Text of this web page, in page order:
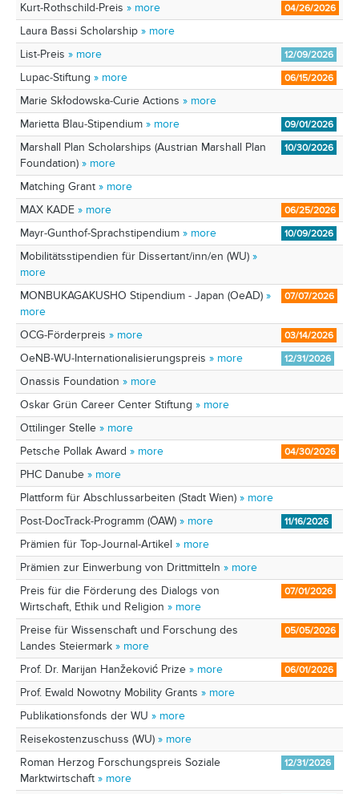
Kurt-Rothschild-Preis » more 04/26/2026
Laura Bassi Scholarship » more
List-Preis » more 12/09/2026
Lupac-Stiftung » more 06/15/2026
Marie Skłodowska-Curie Actions » more
Marietta Blau-Stipendium » more 09/01/2026
Marshall Plan Scholarships (Austrian Marshall Plan
Foundation) » more
10/30/2026
Matching Grant » more
MAX KADE » more 06/25/2026
Mayr-Gunthof-Sprachstipendium » more 10/09/2026
Mobi­li­täts­sti­pen­dien für Disser­tant/inn/en (WU) »
more
MONBUKAGAKUSHO Stipendium - Japan (OeAD) »
more
07/07/2026
OCG-Förderpreis » more 03/14/2026
OeNB-WU-Internationalisierungspreis » more 12/31/2026
Onassis Foundation » more
Oskar Grün Career Center Stiftung » more
Ottilinger Stelle » more
Petsche Pollak Award » more 04/30/2026
PHC Danube » more
Plattform für Abschlussarbeiten (Stadt Wien) » more
Post-DocTrack-Programm (ÖAW) » more 11/16/2026
Prämien für Top-Journal-Artikel » more
Prämien zur Einwerbung von Drittmitteln » more
Preis für die Förderung des Dialogs von
Wirtschaft, Ethik und Religion » more
07/01/2026
Preise für Wissenschaft und Forschung des
Landes Steiermark » more
05/05/2026
Prof. Dr. Marijan Hanžeković Prize » more 06/01/2026
Prof. Ewald Nowotny Mobility Grants » more
Publikationsfonds der WU » more
Reisekostenzuschuss (WU) » more
Roman Herzog Forschungspreis Soziale
Marktwirtschaft » more
12/31/2026